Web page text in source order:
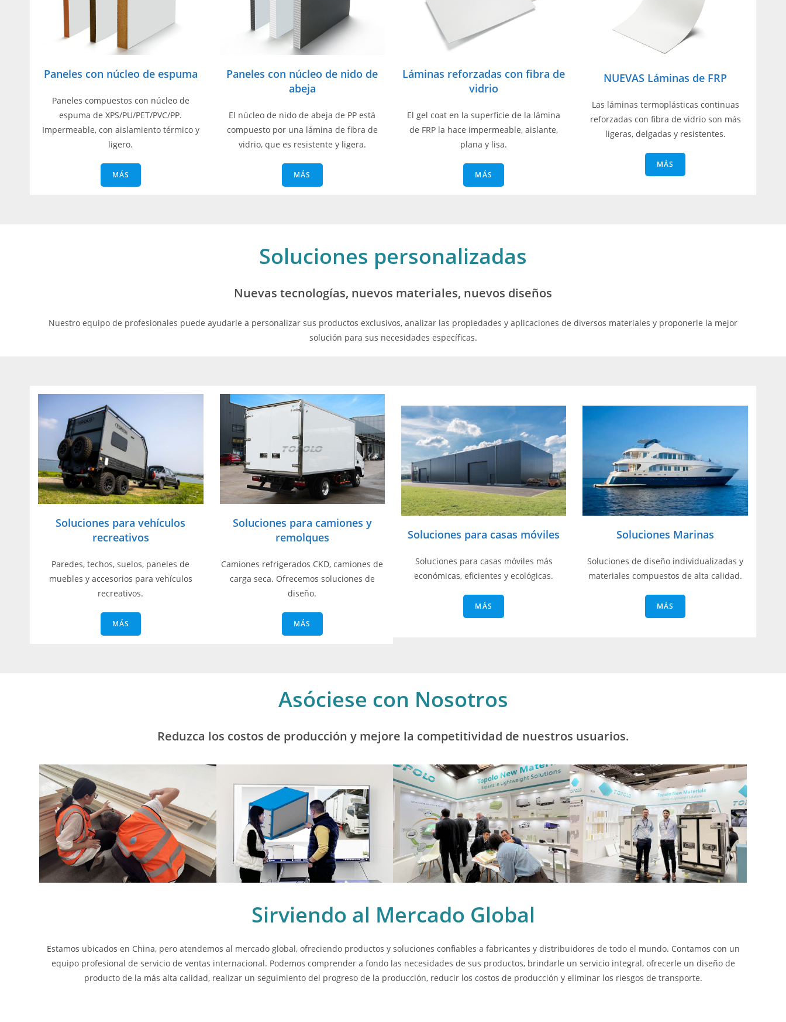
Paneles con núcleo de espuma
Paneles compuestos con núcleo de
espuma de XPS/PU/PET/PVC/PP.
Impermeable, con aislamiento térmico y
ligero.
MÁS
Paneles con núcleo de nido de
abeja
El núcleo de nido de abeja de PP está
compuesto por una lámina de fibra de
vidrio, que es resistente y ligera.
MÁS
Láminas reforzadas con fibra de
vidrio
El gel coat en la superficie de la lámina
de FRP la hace impermeable, aislante,
plana y lisa.
MÁS
NUEVAS Láminas de FRP
Las láminas termoplásticas continuas
reforzadas con fibra de vidrio son más
ligeras, delgadas y resistentes.
MÁS
Soluciones personalizadas
Nuevas tecnologías, nuevos materiales, nuevos diseños
Nuestro equipo de profesionales puede ayudarle a personalizar sus productos exclusivos, analizar las propiedades y aplicaciones de diversos materiales y proponerle la mejor
solución para sus necesidades específicas.
Soluciones para vehículos
recreativos
Paredes, techos, suelos, paneles de
muebles y accesorios para vehículos
recreativos.
MÁS
Soluciones para camiones y
remolques
Camiones refrigerados CKD, camiones de
carga seca. Ofrecemos soluciones de
diseño.
MÁS
Soluciones para casas móviles
Soluciones para casas móviles más
económicas, eficientes y ecológicas.
MÁS
Soluciones Marinas
Soluciones de diseño individualizadas y
materiales compuestos de alta calidad.
MÁS
Asóciese con Nosotros
Reduzca los costos de producción y mejore la competitividad de nuestros usuarios.
Sirviendo al Mercado Global
Estamos ubicados en China, pero atendemos al mercado global, ofreciendo productos y soluciones confiables a fabricantes y distribuidores de todo el mundo. Contamos con un
equipo profesional de servicio de ventas internacional. Podemos comprender a fondo las necesidades de sus productos, brindarle un servicio integral, ofrecerle un diseño de
producto de la más alta calidad, realizar un seguimiento del progreso de la producción, reducir los costos de producción y eliminar los riesgos de transporte.